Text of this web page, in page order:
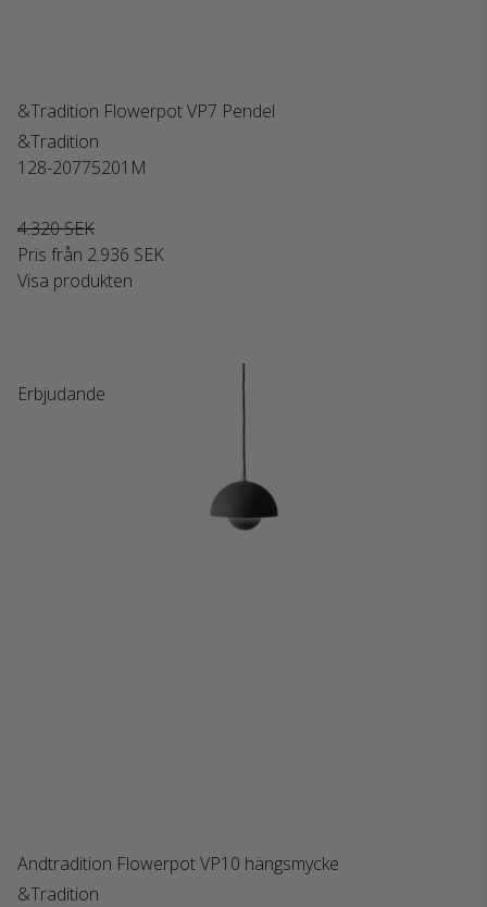
&Tradition Flowerpot VP7 Pendel
&Tradition
128-20775201M
4.320 SEK
Pris från 2.936 SEK
Visa produkten
Erbjudande
Andtradition Flowerpot VP10 hängsmycke
&Tradition